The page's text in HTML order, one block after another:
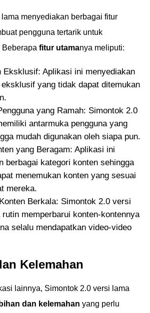
menyediakan berbagai fitur
pengguna tertarik untuk
fitur utamanya meliputi:
Eksklusif: Aplikasi ini menyediakan
yang tidak dapat ditemukan
yang Ramah: Simontok 2.0
antarmuka pengguna yang
mudah digunakan oleh siapa pun.
yang Beragam: Aplikasi ini
berbagai kategori konten sehingga
menemukan konten yang sesuai
mereka.
Berkala: Simontok 2.0 versi
memperbarui konten-kontennya
selalu mendapatkan video-video
Kelemahan
lainnya, Simontok 2.0 versi lama
dan kelemahan yang perlu